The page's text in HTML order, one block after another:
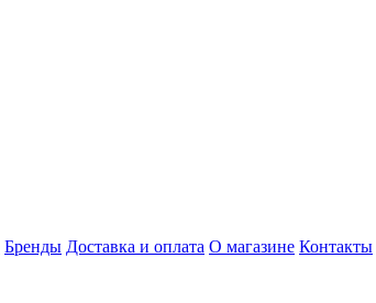
Бренды Доставка и оплата О магазине Контакты